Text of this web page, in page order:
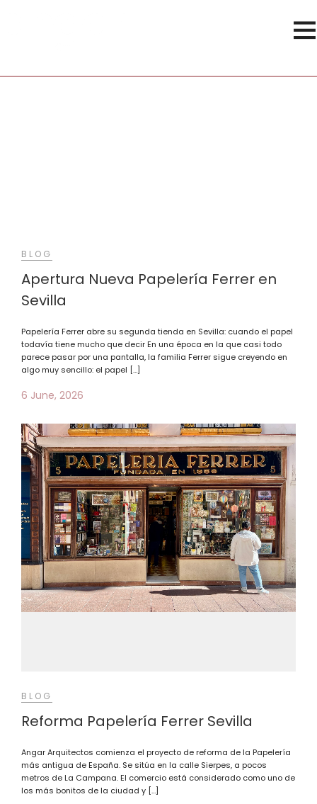
BLOG
Apertura Nueva Papelería Ferrer en
Sevilla
Papelería Ferrer abre su segunda tienda en Sevilla: cuando el papel
todavía tiene mucho que decir En una época en la que casi todo
parece pasar por una pantalla, la familia Ferrer sigue creyendo en
algo muy sencillo: el papel […]
6 June, 2026
BLOG
Reforma Papelería Ferrer Sevilla
Angar Arquitectos comienza el proyecto de reforma de la Papelería
más antigua de España. Se sitúa en la calle Sierpes, a pocos
metros de La Campana. El comercio está considerado como uno de
los más bonitos de la ciudad y […]